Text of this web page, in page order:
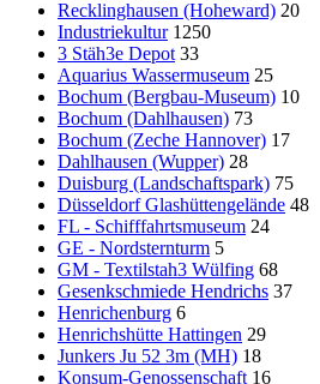
Recklinghausen (Hoheward) 20
Industriekultur 1250
3 Stäh3e Depot 33
Aquarius Wassermuseum 25
Bochum (Bergbau-Museum) 10
Bochum (Dahlhausen) 73
Bochum (Zeche Hannover) 17
Dahlhausen (Wupper) 28
Duisburg (Landschaftspark) 75
Düsseldorf Glashüttengelände 48
FL - Schifffahrtsmuseum 24
GE - Nordsternturm 5
GM - Textilstah3 Wülfing 68
Gesenkschmiede Hendrichs 37
Henrichenburg 6
Henrichshütte Hattingen 29
Junkers Ju 52 3m (MH) 18
Konsum-Genossenschaft 16